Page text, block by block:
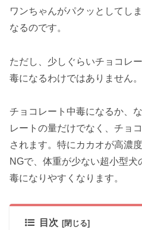
ワンちゃんがパクッとしてし
なるのです。
ただし、少しぐらいチョコレ
毒になるわけではありません。
チョコレート中毒になるか、
レートの量だけでなく、チョ
されます。特にカカオが高濃
NGで、体重が少ない超小型
毒になりやすくなります。
目次